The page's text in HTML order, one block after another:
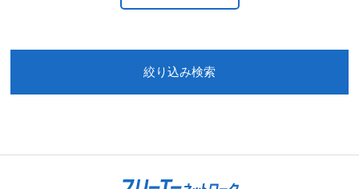
絞り込み検索